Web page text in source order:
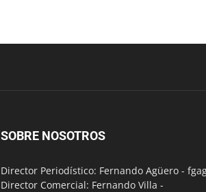
SOBRE NOSOTROS
Director Periodístico: Fernando Agüero -
Director Comercial: Fernando Villa -